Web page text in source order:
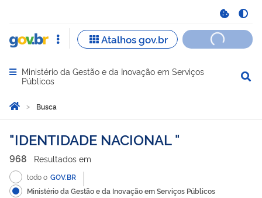
Abrir menu principal de navegação
Ministério da Gestão e da Inovação em Serviços
Públicos
Você está aqui:
Página Inicial
Busca
Busca
IDENTIDADE NACIONAL
968 Resultados em
todo o GOV.BR
Ministério da Gestão e da Inovação em Serviços Públicos